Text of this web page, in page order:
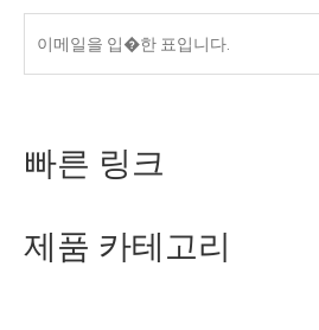
빠른 링크
제품 카테고리